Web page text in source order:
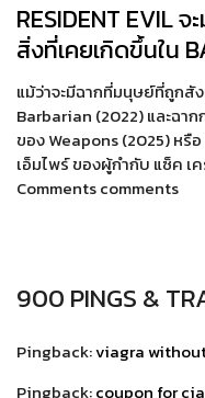
RESIDENT EVIL
สิ่งที่เคยเกิดขึ้นใน
แม้ว่าจะมีฉากที่มนุษย์ที่ถูกสั
Barbarian (2022) และฉา
ของ Weapons (2025) หรื
เอ็มไพร์ ของผู้กำกับ แซ็ค เ
Comments comments
900 PINGS &
Pingback:viagra
Pingback:coupon for